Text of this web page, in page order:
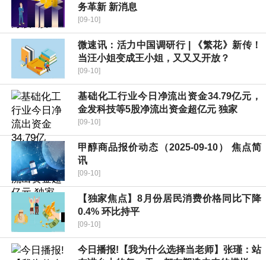
务革新 新消息
[09-10]
微速讯：活力中国调研行 | 《繁花》新传！
当汪小姐变成王小姐，又又又开放？
[09-10]
基础化工行业今日净流出资金34.79亿元，
金发科技等5股净流出资金超亿元 独家
[09-10]
甲醇商品报价动态（2025-09-10） 焦点简
讯
[09-10]
【独家焦点】8月份居民消费价格同比下降
0.4% 环比持平
[09-10]
今日播报!【我为什么选择当老师】张瑾：站